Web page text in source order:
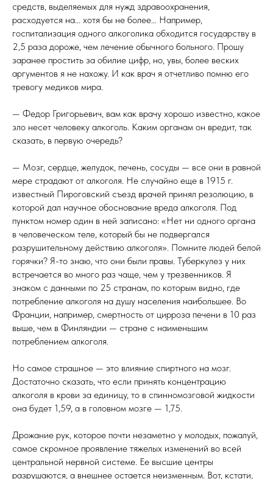
средств, выделяемых для нужд здравоохранения,
расходуется на… хотя бы не более… Например,
госпитализация одного алкоголика обходится государству в
2,5 раза дороже, чем лечение обычного больного. Прошу
заранее простить за обилие цифр, но, увы, более веских
аргументов я не нахожу. И как врач я отчетливо помню его
тревогу медиков мира.
— Федор Григорьевич, вам как врачу хорошо известно, какое
зло несет человеку алкоголь. Каким органам он вредит, так
сказать, в первую очередь?
— Мозг, сердце, желудок, печень, сосуды — все они в равной
мере страдают от алкоголя. Не случайно еще в 1915 г.
известный Пироговский съезд врачей принял резолюцию, в
которой дал научное обоснование вреда алкоголя. Под
пунктом номер один в ней записано: «Нет ни одного органа
в человеческом теле, который бы не подвергался
разрушительному действию алкоголя». Помните людей белой
горячки? Я-то знаю, что они были правы. Туберкулез у них
встречается во много раз чаще, чем у трезвенников. Я
знаком с данными по 25 странам, по которым видно, где
потребление алкоголя на душу населения наибольшее. Во
Франции, например, смертность от цирроза печени в 10 раз
выше, чем в Финляндии — стране с наименьшим
потреблением алкоголя.
Но самое страшное — это влияние спиртного на мозг.
Достаточно сказать, что если принять концентрацию
алкоголя в крови за единицу, то в спинномозговой жидкости
она будет 1,59, а в головном мозге — 1,75.
Дрожание рук, которое почти незаметно у молодых, пожалуй,
самое скромное проявление тяжелых изменений во всей
центральной нервной системе. Ее высшие центры
разрушаются, а внешнее остается неизменным. Вот, кстати,